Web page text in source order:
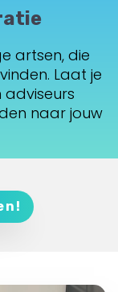
artsen, die
Laat je
naar jouw